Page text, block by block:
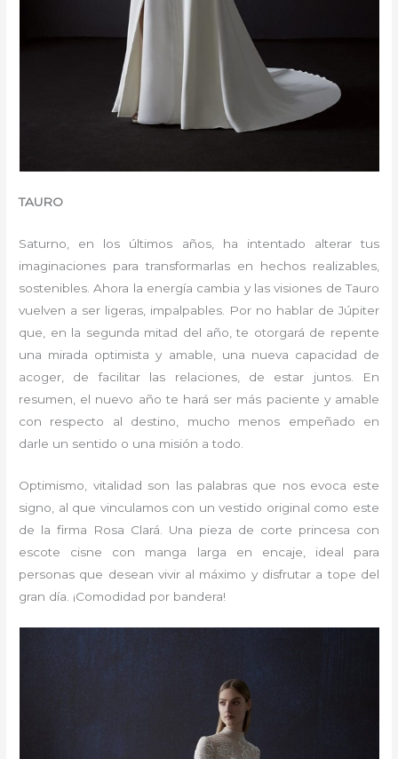
TAURO
Saturno, en los últimos años, ha intentado alterar tus
imaginaciones para transformarlas en hechos realizables,
sostenibles. Ahora la energía cambia y las visiones de Tauro
vuelven a ser ligeras, impalpables. Por no hablar de Júpiter
que, en la segunda mitad del año, te otorgará de repente
una mirada optimista y amable, una nueva capacidad de
acoger, de facilitar las relaciones, de estar juntos. En
resumen, el nuevo año te hará ser más paciente y amable
con respecto al destino, mucho menos empeñado en
darle un sentido o una misión a todo.
Optimismo, vitalidad son las palabras que nos evoca este
signo, al que vinculamos con un vestido original como este
de la firma Rosa Clará. Una pieza de corte princesa con
escote cisne con manga larga en encaje, ideal para
personas que desean vivir al máximo y disfrutar a tope del
gran día. ¡Comodidad por bandera!